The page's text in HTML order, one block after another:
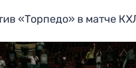
«Торпедо» в матче